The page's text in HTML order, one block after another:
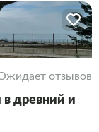
отзывов
в древний и